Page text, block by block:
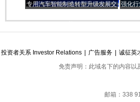
专用汽车智能制造转型升级发展交 强化
投资者关系 Investor Relations 广告服务 诚征英
免责声明：此域名下的内容以
邮箱：338